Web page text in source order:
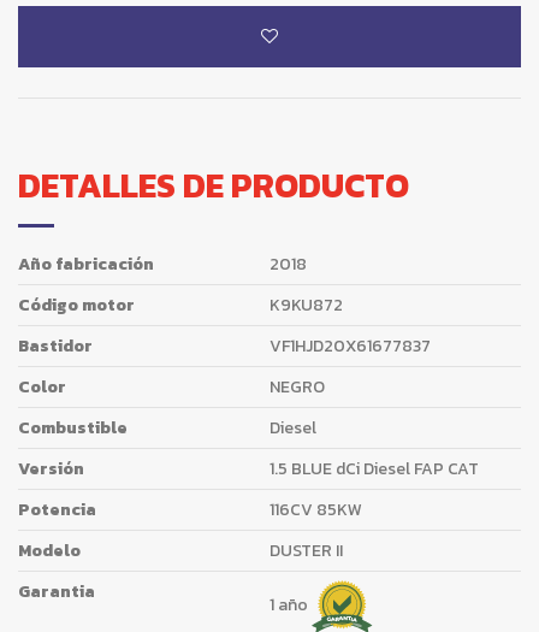
DETALLES DE PRODUCTO
Año fabricación
2018
Código motor
K9KU872
Bastidor
VF1HJD20X61677837
Color
NEGRO
Combustible
Diesel
Versión
1.5 BLUE dCi Diesel FAP CAT
Potencia
116CV 85KW
Modelo
DUSTER II
Garantia
1 año